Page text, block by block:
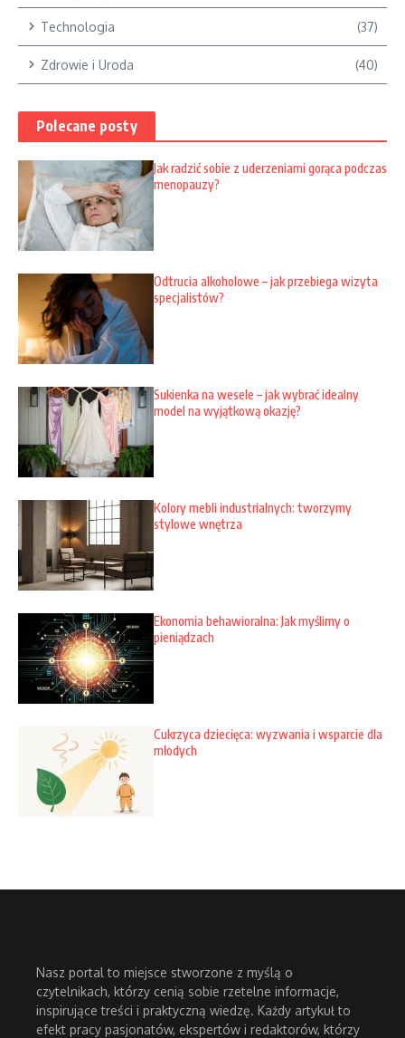
Technologia (37)
Zdrowie i Uroda (40)
Polecane posty
Jak radzić sobie z uderzeniami gorąca podczas
menopauzy?
Odtrucia alkoholowe – jak przebiega wizyta
specjalistów?
Sukienka na wesele – jak wybrać idealny
model na wyjątkową okazję?
Kolory mebli industrialnych: tworzymy
stylowe wnętrza
Ekonomia behawioralna: Jak myślimy o
pieniądzach
Cukrzyca dziecięca: wyzwania i wsparcie dla
młodych
Nasz portal to miejsce stworzone z myślą o
czytelnikach, którzy cenią sobie rzetelne informacje,
inspirujące treści i praktyczną wiedzę. Każdy artykuł to
efekt pracy pasjonatów, ekspertów i redaktorów, którzy